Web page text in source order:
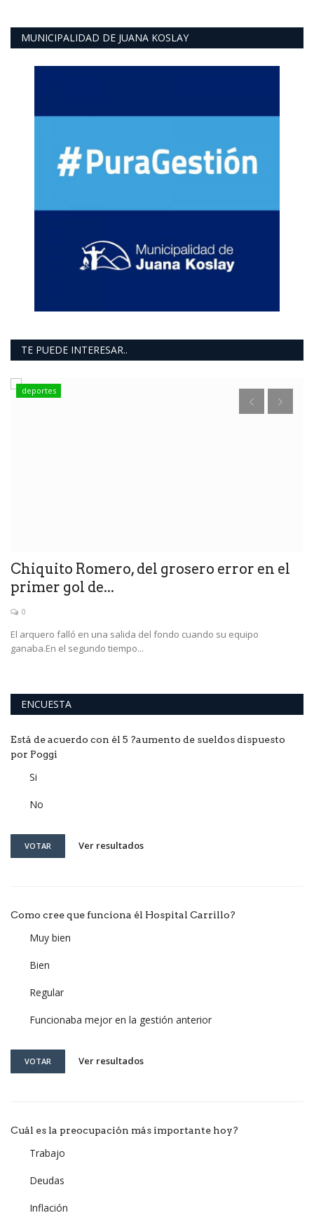
MUNICIPALIDAD DE JUANA KOSLAY
TE PUEDE INTERESAR..
deportes
Chiquito Romero, del grosero error en el
primer gol de...
0
El arquero falló en una salida del fondo cuando su equipo
ganaba.En el segundo tiempo...
ENCUESTA
Está de acuerdo con él 5 ?aumento de sueldos dispuesto
por Poggi
Si
No
VOTAR Ver resultados
Como cree que funciona él Hospital Carrillo?
Muy bien
Bien
Regular
Funcionaba mejor en la gestión anterior
VOTAR Ver resultados
Cuál es la preocupación más importante hoy?
Trabajo
Deudas
Inflación